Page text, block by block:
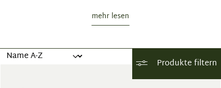
mehr lesen
Produkte filtern